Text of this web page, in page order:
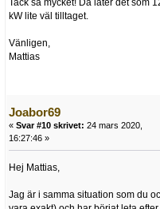
Tack så mycket! Då låter det som
kW lite väl tilltaget.
Vänligen,
Mattias
Joabor69
« Svar #10 skrivet: 24 mars 2020,
16:27:46 »
Hej Mattias,
Jag är i samma situation som du